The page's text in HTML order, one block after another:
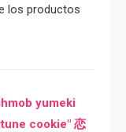
los productos
yumeki
cookie" 恋